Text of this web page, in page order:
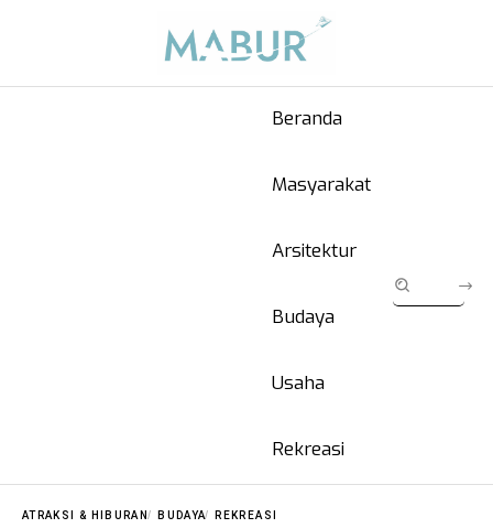
Beranda
Masyarakat
Arsitektur
Budaya
Usaha
Rekreasi
ATRAKSI & HIBURAN BUDAYA REKREASI